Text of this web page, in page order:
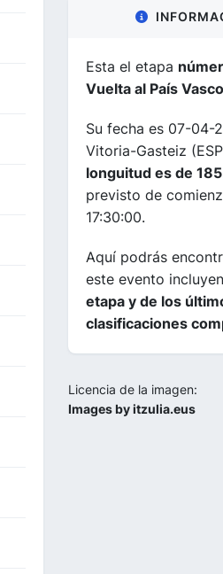
Esta el etapa
Vuelta al País
Su fecha es 07-04-
Vitoria-Gasteiz
longuitud es de
previsto de
17:30:00.
Aquí podrás
este evento
etapa y de los
clasificaciones
Licencia de la imagen:
Images by itzulia.eus